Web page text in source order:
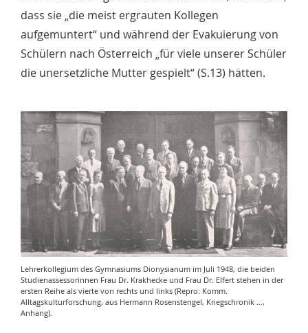
dass sie „die meist ergrauten Kollegen
aufgemuntert“ und während der Evakuierung von
Schülern nach Österreich „für viele unserer Schüler
die unersetzliche Mutter gespielt“ (S.13) hätten.
Lehrerkollegium des Gymnasiums Dionysianum im Juli 1948, die beiden
Studienassessorinnen Frau Dr. Krakhecke und Frau Dr. Elfert stehen in der
ersten Reihe als vierte von rechts und links (Repro: Komm.
Alltagskulturforschung, aus Hermann Rosenstengel, Kriegschronik …,
Anhang).